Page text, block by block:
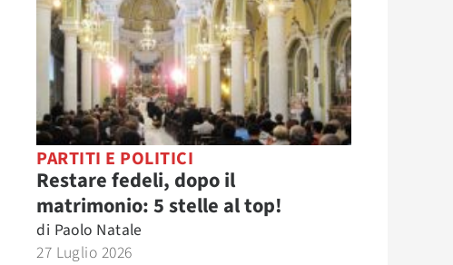
PARTITI E POLITICI
Restare fedeli, dopo il
matrimonio: 5 stelle al top!
di Paolo Natale
27 Luglio 2026